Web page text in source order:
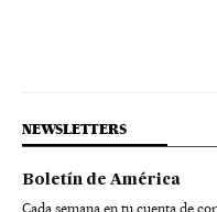
NEWSLETTERS
Boletín de América
Cada semana en tu cuenta de